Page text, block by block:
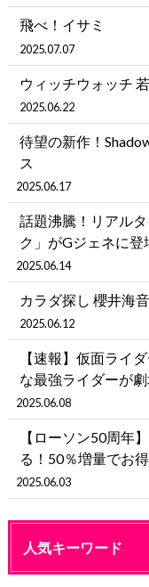
飛べ！イサミ
2025.07.07
ウィッチウォッチ
2025.06.22
待望の新作！
ス
2025.06.17
話題沸騰！リアル
ク」がGジェネに登
2025.06.14
カラダ探し 櫻井海音
2025.06.12
【速報】仮面ライ
な最強ライダーが
2025.06.08
【ローソン50周年
る！50％増量でお
2025.06.03
人気キーワード